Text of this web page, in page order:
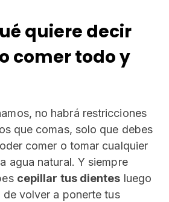
quiere decir
comer todo y
no habrá restricciones
que comas, solo que debes
comer o tomar cualquier
agua natural. Y siempre
cepillar tus dientes luego
volver a ponerte tus